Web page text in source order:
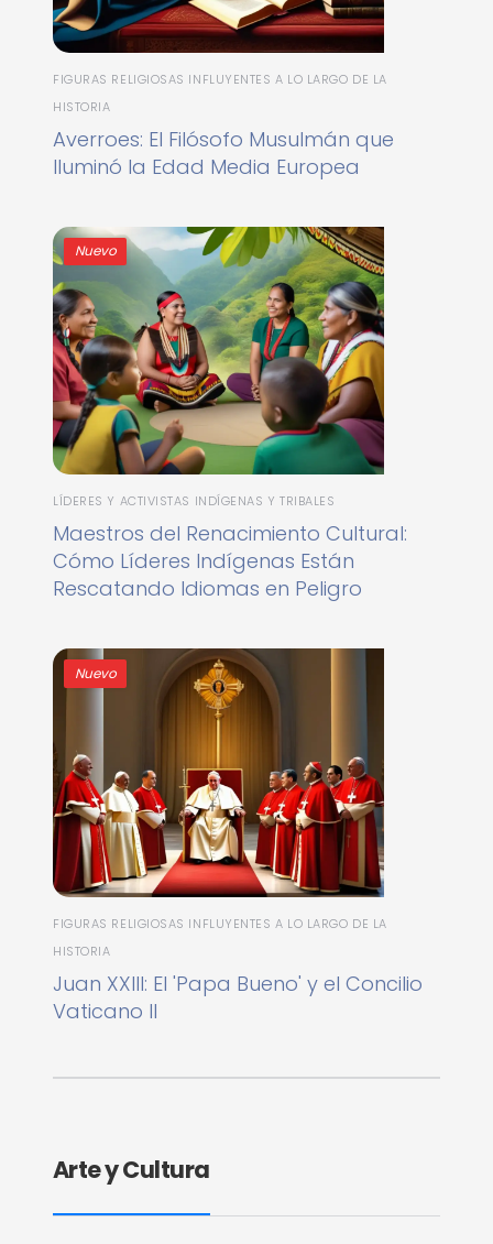
FIGURAS RELIGIOSAS INFLUYENTES A LO LARGO DE LA
HISTORIA
Averroes: El Filósofo Musulmán que
Iluminó la Edad Media Europea
Nuevo
LÍDERES Y ACTIVISTAS INDÍGENAS Y TRIBALES
Maestros del Renacimiento Cultural:
Cómo Líderes Indígenas Están
Rescatando Idiomas en Peligro
Nuevo
FIGURAS RELIGIOSAS INFLUYENTES A LO LARGO DE LA
HISTORIA
Juan XXIII: El 'Papa Bueno' y el Concilio
Vaticano II
Arte y Cultura